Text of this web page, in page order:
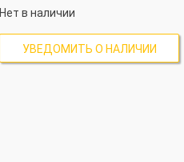
Нет в наличии
УВЕДОМИТЬ О НАЛИЧИИ